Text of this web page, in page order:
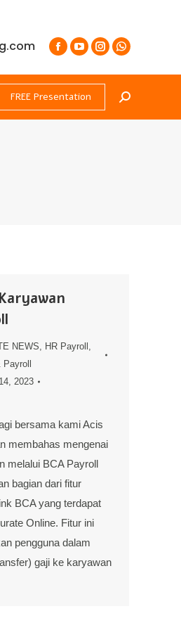
FREE Presentation Search:
NEWS, HR Payroll ,
2023
bersama kami Acis
membahas mengenai
melalui BCA Payroll
bagian dari fitur
BCA yang terdapat
Online. Fitur ini
pengguna dalam
gaji ke karyawan